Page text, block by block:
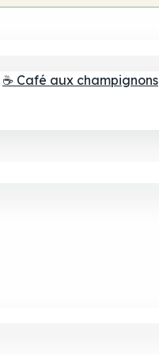
☕ Café aux champignons